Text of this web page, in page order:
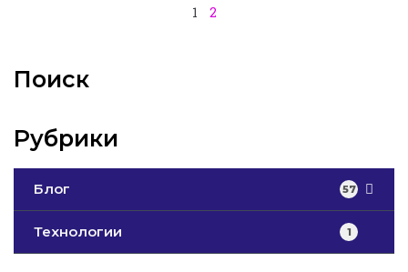
1 2
Поиск
Рубрики
Блог 57
Технологии 1